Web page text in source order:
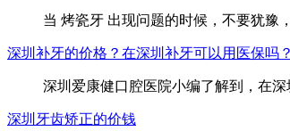
当 烤瓷牙 出现问题的时候，不要犹
深圳补牙的价格？在深圳补牙可以用医保吗？
深圳爱康健口腔医院小编了解到，在
深圳牙齿矫正的价钱